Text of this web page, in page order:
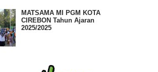
MATSAMA MI PGM KOTA
CIREBON Tahun Ajaran
2025/2025